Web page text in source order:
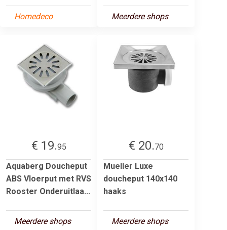
Homedeco Meerdere shops
€ 19.95
Aquaberg Doucheput
ABS Vloerput met RVS
Rooster Onderuitlaa...
Meerdere shops
€ 20.70
Mueller Luxe
doucheput 140x140
haaks
Meerdere shops